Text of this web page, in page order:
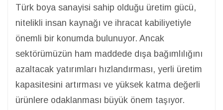
Türk boya sanayisi sahip olduğu üretim gücü,
nitelikli insan kaynağı ve ihracat kabiliyetiyle
önemli bir konumda bulunuyor. Ancak
sektörümüzün ham maddede dışa bağımlılığını
azaltacak yatırımları hızlandırması, yerli üretim
kapasitesini artırması ve yüksek katma değerli
ürünlere odaklanması büyük önem taşıyor.